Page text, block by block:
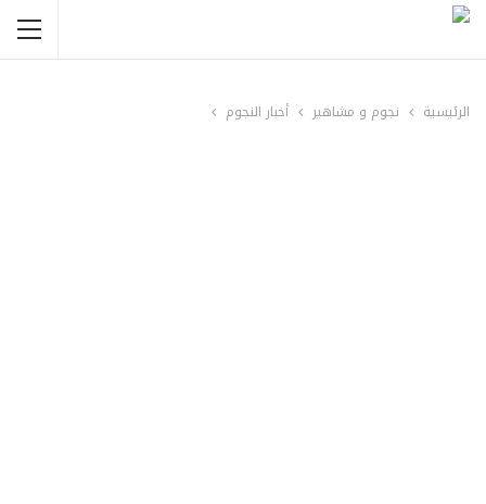
الرئيسية نجوم و مشاهير أخبار النجوم